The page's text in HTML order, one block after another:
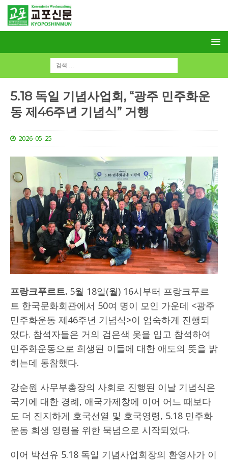
5.18 독일 기념사업회, “광주 민주화운
동 제46주년 기념식” 거행
2026-05-25
프랑크푸르트. 5월 18일(월) 16시부터 프랑크푸르
트 한국문화회관에서 50여 명이 모인 가운데 <광주
민주화운동 제46주년 기념식>이 엄숙하게 진행되
었다. 참석자들은 거의 검은색 옷을 입고 참석하여
민주화운동으로 희생된 이들에 대한 애도의 뜻을 밝
히는데 동참했다.
강순원 사무부총장의 사회로 진행된 이날 기념식은
국기에 대한 경례, 애국가제창에 이어 어느 때보다
도 더 진지하게 호국선열 및 호국영령, 5.18 민주화
운동 희생 영령을 위한 묵념으로 시작되었다.
이어 박선유 5.18 독일 기념사업회장의 환영사가 이